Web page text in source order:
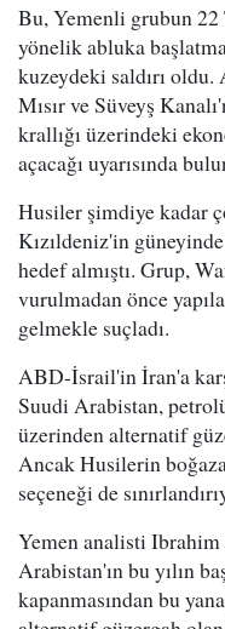
Bu, Yemenli grubun
yönelik abluka
kuzeydeki saldırı oldu.
Mısır ve Süveyş
krallığı üzerindeki
açacağı uyarısında
Husiler şimdiye kadar
Kızıldeniz'in
hedef almıştı. Grup,
vurulmadan önce
gelmekle suçladı.
ABD-İsrail'in İran'a
Suudi Arabistan,
üzerinden alternatif
Ancak Husilerin
seçeneği de
Yemen analisti
Arabistan'ın bu yılın
kapanmasından bu